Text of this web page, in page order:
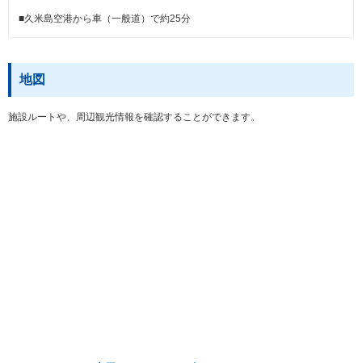
■久米島空港から車（一般道）で約25分
地図
施設ルートや、周辺観光情報を確認することができます。